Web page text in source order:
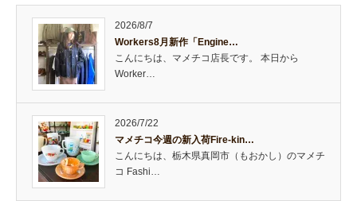
2026/8/7
Workers8月新作「Engine…
こんにちは、マメチコ店長です。 本日から
Worker…
2026/7/22
マメチコ今週の新入荷Fire-kin…
こんにちは、栃木県真岡市（もおかし）のマメチ
コ Fashi…